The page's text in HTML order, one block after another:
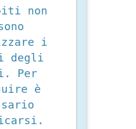
non
i
degli
Per
è